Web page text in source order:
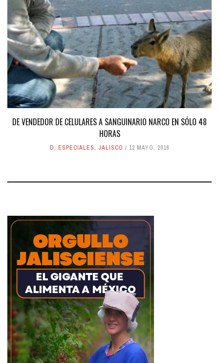
DE VENDEDOR DE CELULARES A SANGUINARIO NARCO EN SÓLO 48
HORAS
D, ESPECIALES, JALISCO 12 MAYO, 2016